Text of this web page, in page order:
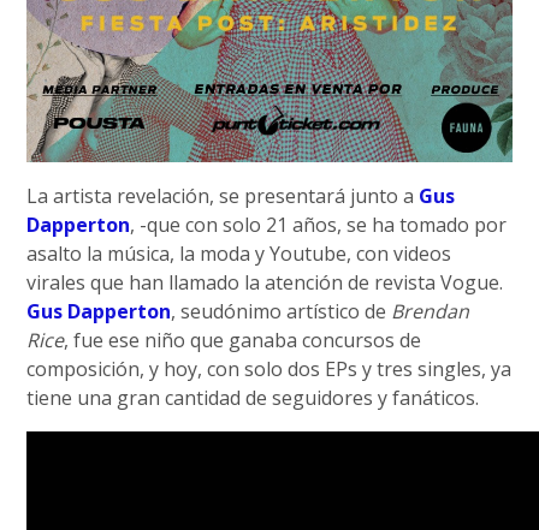
La artista revelación, se presentará junto a Gus
Dapperton, -que con solo 21 años, se ha tomado por
asalto la música, la moda y Youtube, con videos
virales que han llamado la atención de revista Vogue.
Gus Dapperton, seudónimo artístico de Brendan
Rice, fue ese niño que ganaba concursos de
composición, y hoy, con solo dos EPs y tres singles, ya
tiene una gran cantidad de seguidores y fanáticos.